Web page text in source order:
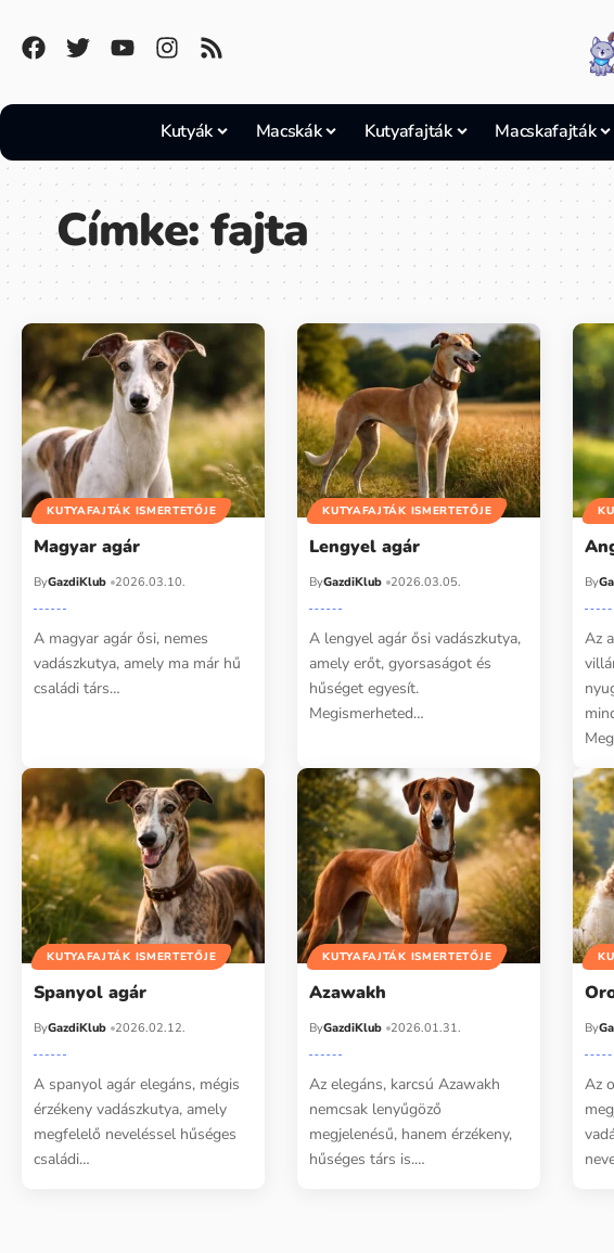
Kutyák Macskák Kutyafajták Macskafajták
Címke:fajta
KUTYAFAJTÁK ISMERTETŐJE
Magyar agár
ByGazdiKlub 2026.03.10.
A magyar agár ősi, nemes
vadászkutya, amely ma már hű
családi társ…
KUTYAFAJTÁK ISMERTETŐJE
Lengyel agár
ByGazdiKlub 2026.03.05.
A lengyel agár ősi vadászkutya,
amely erőt, gyorsaságot és
hűséget egyesít.
Megismerheted…
By
Az
KUTYAFAJTÁK ISMERTETŐJE
Spanyol agár
ByGazdiKlub 2026.02.12.
A spanyol agár elegáns, mégis
érzékeny vadászkutya, amely
megfelelő neveléssel hűséges
családi…
KUTYAFAJTÁK ISMERTETŐJE
Azawakh
ByGazdiKlub 2026.01.31.
Az elegáns, karcsú Azawakh
nemcsak lenyűgöző
megjelenésű, hanem érzékeny,
hűséges társ is.…
By
Az